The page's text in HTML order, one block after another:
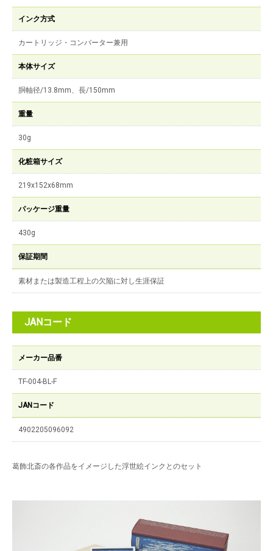
インク方式
カートリッジ・コンバーター兼用
本体サイズ
胴軸径/13.8mm、長/150mm
重量
30g
化粧箱サイズ
219x152x68mm
パッケージ重量
430g
保証期間
素材または製造工程上の欠陥に対し生涯保証
JANコード
メーカー品番
TF-004-BL-F
JANコード
4902205096092
葛飾北斎の各作品をイメージした浮世絵インクとのセット